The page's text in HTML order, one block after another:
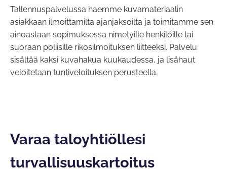
Tallennuspalvelussa haemme kuvamateriaalin
asiakkaan ilmoittamilta ajanjaksoilta ja toimitamme sen
ainoastaan sopimuksessa nimetyille henkilöille tai
suoraan poliisille rikosilmoituksen liitteeksi. Palvelu
sisältää kaksi kuvahakua kuukaudessa, ja lisähaut
veloitetaan tuntiveloituksen perusteella.
Varaa taloyhtiöllesi
turvallisuuskartoitus